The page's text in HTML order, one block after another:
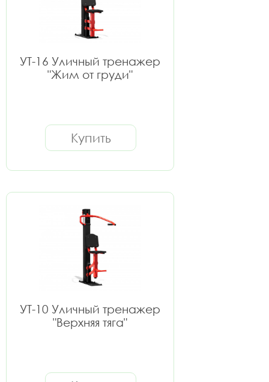
УТ-16 Уличный тренажер
"Жим от груди"
Купить
УТ-10 Уличный тренажер
"Верхняя тяга"